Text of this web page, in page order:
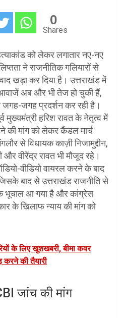
0
Shares
को लेकर लगातार नए-नए
ने राजनीतिक गलियारों से
खड़ा कर दिया है। उत्तराखंड में
आवाजें अब और भी तेज हो चुकी हैं,
जगह प्रदर्शन कर रही है।
मुख्यमंत्री हरिश रावत के नेतृत्व में
की मांग को लेकर कैंडल मार्च
से विधायक काज़ी निजामुद्दीन,
और वीरेंद्र रावत भी मौजूद रहे।
वीडियो वायरल करने के बाद
बाद से उत्तराखंड राजनीति से
भूचाल आ गया है और कांग्रेस
के खिलाफ न्याय की मांग को
के लिए खुशखबरी, बीमा कवर
की तैयारी
जांच की मांग